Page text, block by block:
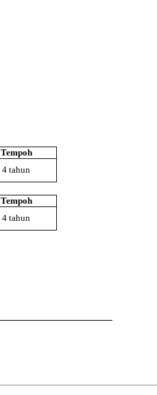
Tempoh
4 tahun
Tempoh
4 tahun